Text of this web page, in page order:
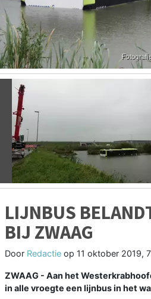
Vorige
LIJNBUS
BIJ ZWAAG
Door Redactie op 11 oktober 2019,
ZWAAG - Aan het
in alle vroegte een lijnbus in het